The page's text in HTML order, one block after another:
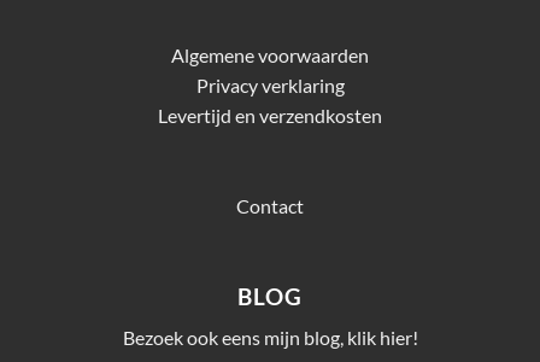
Algemene voorwaarden
Privacy verklaring
Levertijd en verzendkosten
Contact
BLOG
Bezoek ook eens mijn blog, klik hier!